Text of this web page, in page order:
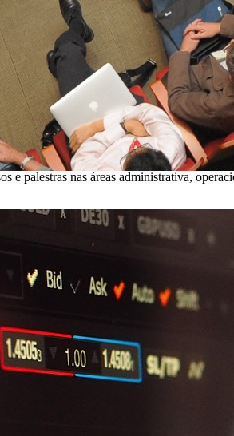
e palestras nas áreas administrativa,